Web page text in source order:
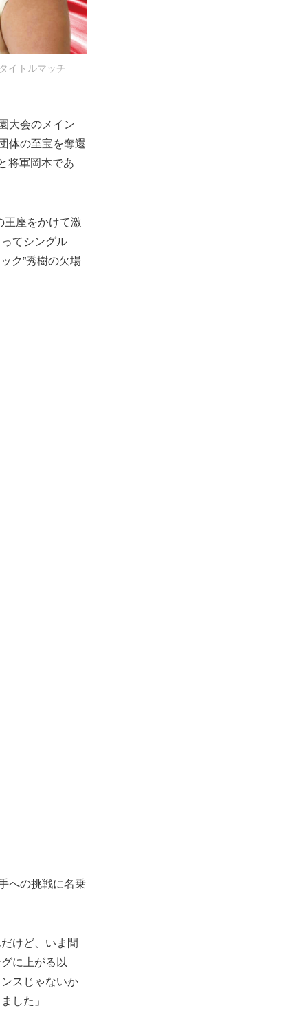
イトルマッチ
大会のメイン
体の至宝を奪還
将軍岡本であ
座をかけて激
てシングル
ク”秀樹の欠場
への挑戦に名乗
けど、いま間
に上がる以
スじゃないか
した」